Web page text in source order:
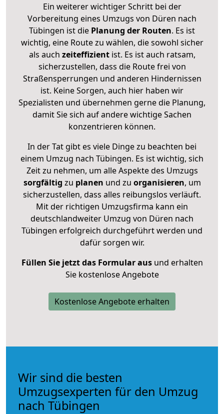
Ein weiterer wichtiger Schritt bei der
Vorbereitung eines Umzugs von Düren nach
Tübingen ist die Planung der Routen. Es ist
wichtig, eine Route zu wählen, die sowohl sicher
als auch zeiteffizientist. Es ist auch ratsam,
sicherzustellen, dass die Route frei von
Straßensperrungen und anderen Hindernissen
ist. Keine Sorgen, auch hier haben wir
Spezialisten und übernehmen gerne die Planung,
damit Sie sich auf andere wichtige Sachen
konzentrieren können.
In der Tat gibt es viele Dinge zu beachten bei
einem Umzug nach Tübingen. Es ist wichtig, sich
Zeit zu nehmen, um alle Aspekte des Umzugs
sorgfältig zu planen und zu organisieren, um
sicherzustellen, dass alles reibungslos verläuft.
Mit der richtigen Umzugsfirma kann ein
deutschlandweiter Umzug von Düren nach
Tübingen erfolgreich durchgeführt werden und
dafür sorgen wir.
Füllen Sie jetzt das Formular ausund erhalten
Sie kostenlose Angebote
Kostenlose Angebote erhalten
Wir sind die besten
Umzugsexperten für den Umzug
nach Tübingen